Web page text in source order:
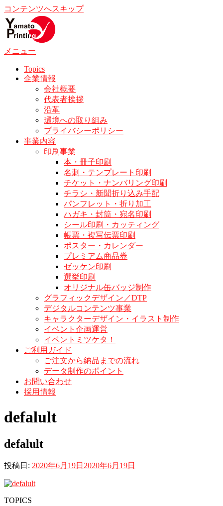
コンテンツへスキップ
メニュー
Topics
企業情報
会社概要
代表者挨拶
沿革
環境への取り組み
プライバシーポリシー
事業内容
印刷事業
本・冊子印刷
名刺・テンプレート印刷
チケット・ナンバリング印刷
チラシ・新聞折り込み手配
パンフレット・折り加工
ハガキ・封筒・宛名印刷
シール印刷・カッティング
帳票・複写伝票印刷
ポスター・カレンダー
プレミアム商品券
ゼッケン印刷
選挙印刷
オリジナル缶バッジ制作
グラフィックデザイン／DTP
デジタルコンテンツ事業
キャラクターデザイン・イラスト制作
イベント企画運営
イベントミツケタ！
ご利用ガイド
ご注文から納品までの流れ
データ制作のポイント
お問い合わせ
採用情報
defalult
defalult
投稿日: 2020年6月19日 2020年6月19日
TOPICS